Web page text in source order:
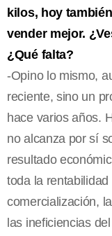
kilos, hoy
vender mejor.
¿Qué falta?
-Opino lo mismo,
reciente, sino un
hace varios años.
no alcanza por sí
resultado
toda la
comercialización,
las ineficiencias